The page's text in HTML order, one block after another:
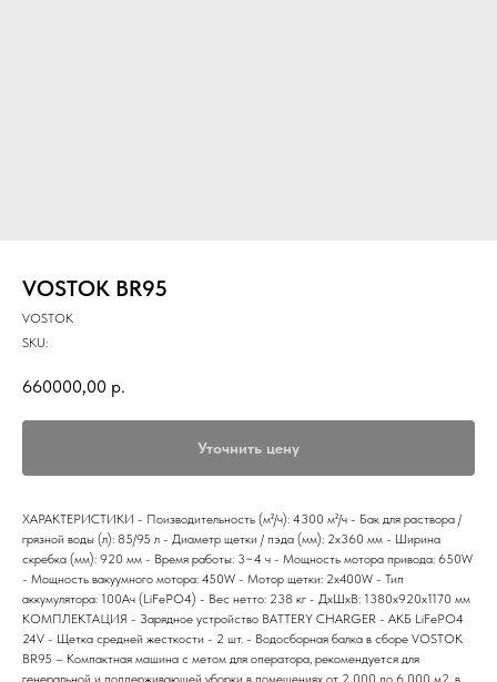
VOSTOK BR95
VOSTOK
SKU:
660000,00 р.
Уточнить цену
ХАРАКТЕРИСТИКИ - Поизводительность (м²/ч): 4300 м²/ч - Бак для раствора /
грязной воды (л): 85/95 л - Диаметр щетки / пэда (мм): 2х360 мм - Ширина
скребка (мм): 920 мм - Время работы: 3~4 ч - Мощность мотора привода: 650W
- Мощность вакуумного мотора: 450W - Мотор щетки: 2х400W - Тип
аккумулятора: 100Ач (LiFePO4) - Вес нетто: 238 кг - ДxШxВ: 1380x920x1170 мм
КОМПЛЕКТАЦИЯ - Зарядное устройство BATTERY CHARGER - АКБ LiFePO4
24V - Щетка средней жесткости - 2 шт. - Водосборная балка в сборе VOSTOK
BR95 – Компактная машина с метом для оператора, рекомендуется для
генеральной и поддерживающей уборки в помещениях от 2 000 до 6 000 м2, в